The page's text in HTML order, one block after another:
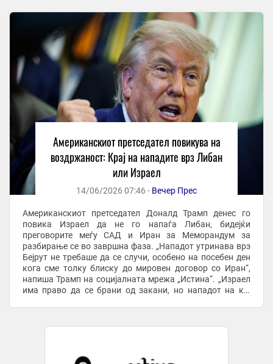
Американскиот претседател повикува на
воздржаност: Крај на нападите врз Либан
или Израел
14/06/2026 07:46 - Вечер Прес
Американскиот претседател Доналд Трамп денес го
повика Израел да не го напаѓа Либан, бидејќи
преговорите меѓу САД и Иран за Меморандум за
разбирање се во завршна фаза. „Нападот утринава врз
Бејрут не требаше да се случи, особено на посебен ден
кога сме толку блиску до мировен договор со Иран“,
напиша Трамп на социјалната мрежа „Истина“. „Израел
има право да се брани од закани, но нападот на кој